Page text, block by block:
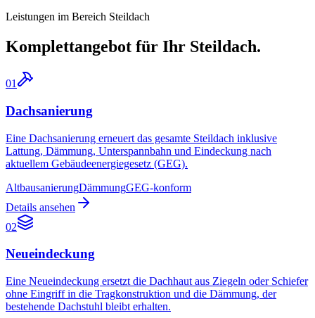
Leistungen im Bereich Steildach
Komplettangebot für Ihr Steildach.
01
Dachsanierung
Eine Dachsanierung erneuert das gesamte Steildach inklusive
Lattung, Dämmung, Unterspannbahn und Eindeckung nach
aktuellem Gebäudeenergiegesetz (GEG).
AltbausanierungDämmungGEG-konform
Details ansehen
02
Neueindeckung
Eine Neueindeckung ersetzt die Dachhaut aus Ziegeln oder Schiefer
ohne Eingriff in die Tragkonstruktion und die Dämmung, der
bestehende Dachstuhl bleibt erhalten.